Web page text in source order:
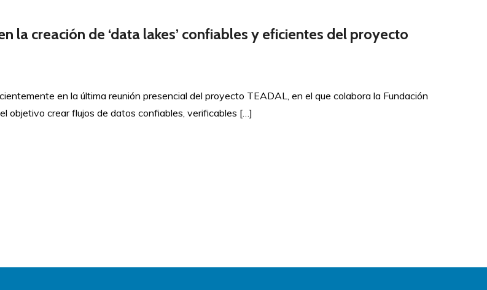
la creación de ‘data lakes’ confiables y eficientes del proyecto
en la última reunión presencial del proyecto TEADAL, en el que colabora la Fundación
objetivo crear flujos de datos confiables, verificables […]